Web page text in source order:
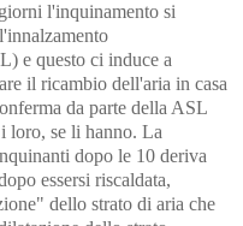
l'inquinamento si
e questo ci induce a
il ricambio dell'aria in casa
da parte della ASL
loro, se li hanno. La
dopo le 10 deriva
essersi riscaldata,
dello strato di aria che